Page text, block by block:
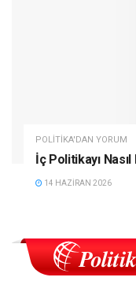
POLITIKA'DAN YORUM
İç Politikayı
14 HAZIRAN 2026